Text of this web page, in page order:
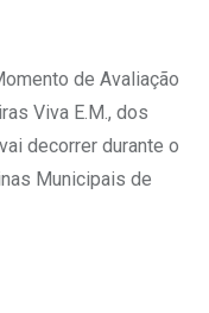
de Avaliação
Viva E.M., dos
decorrer durante o
Municipais de